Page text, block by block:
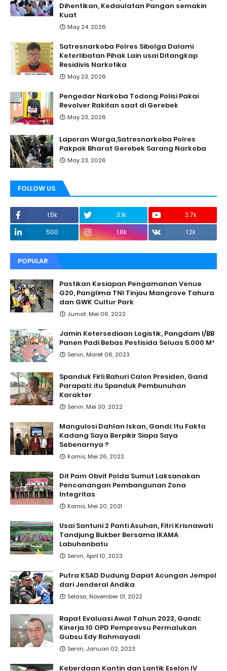
Dihentikan, Kedaulatan Pangan semakin
Kuat
May 24, 2026
Satresnarkoba Polres Sibolga Dalami
Keterlibatan Pihak Lain usai Ditangkap
Residivis Narkotika
May 23, 2026
Pengedar Narkoba Todong Polisi Pakai
Revolver Rakitan saat di Gerebek
May 23, 2026
Laporan Warga,Satresnarkoba Polres
Pakpak Bharat Gerebek Sarang Narkoba
May 23, 2026
FOLLOW US
1.5k 3.1k
2.7k
500
1.8k 1.2k
POPULAR
Pastikan Kesiapan Pengamanan Venue
G20, Panglima TNI Tinjau Mangrove Tahura
dan GWK Cultur Park
Jumat, Mei 06, 2022
Jamin Ketersediaan Logistik, Pangdam I/BB
Panen Padi Bebas Pestisida Seluas 5.000 M²
Senin, Maret 06, 2023
Spanduk Firli Bahuri Calon Presiden, Gand
Parapati: itu Spanduk Pembunuhan
Karakter
Senin, Mei 30, 2022
Mangulosi Dahlan Iskan, Gandi: Itu Fakta
Kadang Saya Berpikir Siapa Saya
Sebenarnya ?
Kamis, Mei 26, 2022
Dit Pam Obvit Polda Sumut Laksanakan
Pencanangan Pembangunan Zona
Integritas
Kamis, Mei 20, 2021
Usai Santuni 2 Panti Asuhan, Fitri Krisnawati
Tandjung Bukber Bersama IKAMA
Labuhanbatu
Senin, April 10, 2023
Putra KSAD Dudung Dapat Acungan Jempol
dari Jenderal Andika
Selasa, November 01, 2022
Rapat Evaluasi Awal Tahun 2023, Gandi:
Kinerja 10 OPD Pemprovsu Permalukan
Gubsu Edy Rahmayadi
Senin, Januari 02, 2023
Keberdaan Kantin dan Lantik Eselon IV